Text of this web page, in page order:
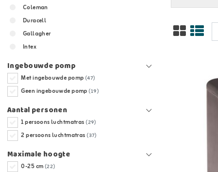
Coleman
Duracell
Gallagher
Intex
Ingebouwde pomp
Met ingebouwde pomp(47)
Geen ingebouwde pomp(19)
Aantal personen
1 persoons luchtmatras(29)
2 persoons luchtmatras(37)
Maximale hoogte
0-25 cm(22)